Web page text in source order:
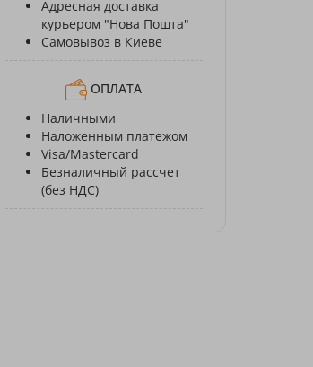
Адресная доставка
курьером "Нова Пошта"
Самовывоз в Киеве
ОПЛАТА
Наличными
Наложенным платежом
Visa/Mastercard
Безналичный рассчет
(без НДС)